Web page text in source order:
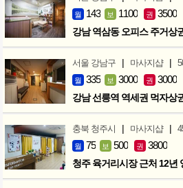
월 143 보 1100 권 3500
강남 역삼동 오피스 주거상
서울 강남구 | 마사지샵 |
월 335 보 3000 권 3000
강남 선릉역 역세권 먹자상
충북 청주시 | 마사지샵 |
월 75 보 500 권 3800